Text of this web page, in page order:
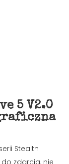
5 V2.0
Stealth
zdarcia, nie